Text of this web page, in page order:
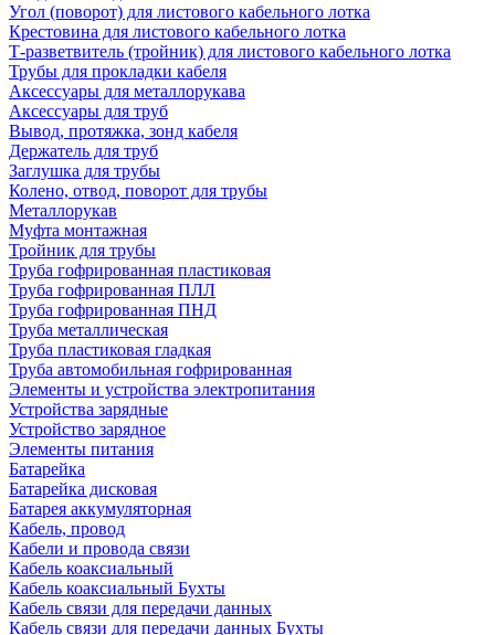
Угол (поворот) для листового кабельного лотка
Крестовина для листового кабельного лотка
Т-разветвитель (тройник) для листового кабельного лотка
Трубы для прокладки кабеля
Аксессуары для металлорукава
Аксессуары для труб
Вывод, протяжка, зонд кабеля
Держатель для труб
Заглушка для трубы
Колено, отвод, поворот для трубы
Металлорукав
Муфта монтажная
Тройник для трубы
Труба гофрированная пластиковая
Труба гофрированная ПЛЛ
Труба гофрированная ПНД
Труба металлическая
Труба пластиковая гладкая
Труба автомобильная гофрированная
Элементы и устройства электропитания
Устройства зарядные
Устройство зарядное
Элементы питания
Батарейка
Батарейка дисковая
Батарея аккумуляторная
Кабель, провод
Кабели и провода связи
Кабель коаксиальный
Кабель коаксиальный Бухты
Кабель связи для передачи данных
Кабель связи для передачи данных Бухты